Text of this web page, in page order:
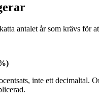
antalet år som krävs
inte ett